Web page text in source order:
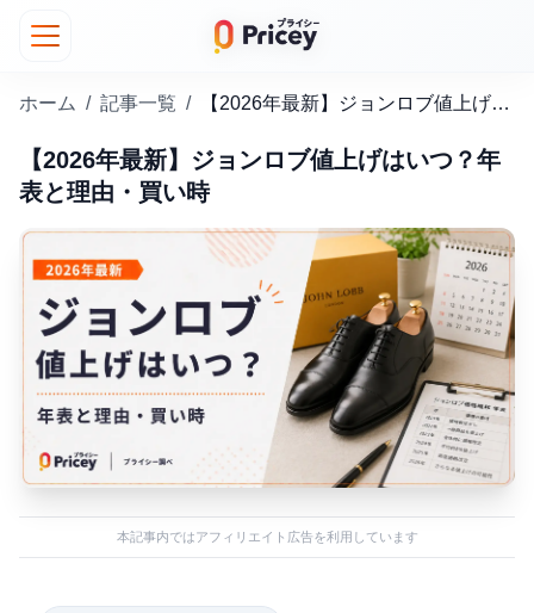
ホーム / 記事一覧 / 【2026年最新】ジョンロブ値上げはいつ？年表と理由・買い時
【2026年最新】ジョンロブ値上げはいつ？年
表と理由・買い時
本記事内ではアフィリエイト広告を利用しています